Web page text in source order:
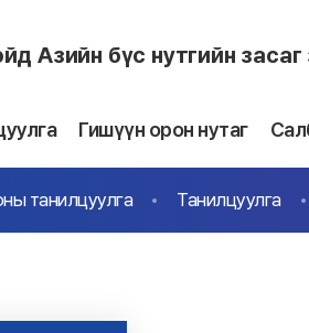
Азийн бүс нутгийн
Гишүүн орон нутаг
танилцуулга Танилцуулга